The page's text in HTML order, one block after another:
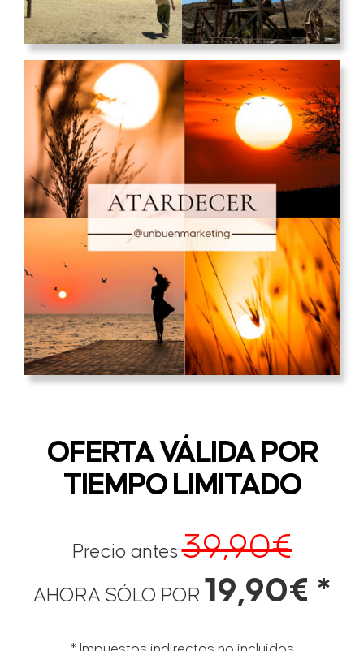
OFERTA VÁLIDA POR
TIEMPO LIMITADO
Precio antes39,90€
AHORA SÓLO POR 19,90€ *